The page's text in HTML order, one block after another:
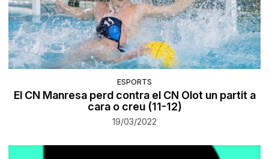
ESPORTS
El CN Manresa perd contra el CN Olot un partit a
cara o creu (11-12)
19/03/2022